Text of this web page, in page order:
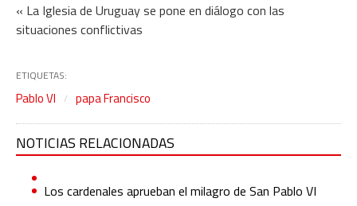
« La Iglesia de Uruguay se pone en diálogo con las
situaciones conflictivas
ETIQUETAS:
Pablo VI papa Francisco
NOTICIAS RELACIONADAS
Los cardenales aprueban el milagro de San Pablo VI